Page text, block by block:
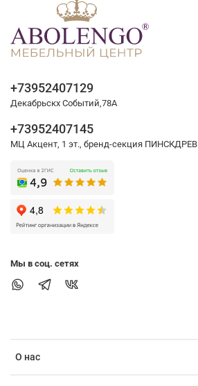
О нас
+73952407129
Декабрьскх Событий,78А
+73952407145
МЦ Акцент, 1 эт., бренд-секция ПИНСКДРЕВ
Мы в соц. сетях